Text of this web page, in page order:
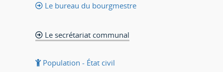
Le bureau du bourgmestre
Le secrétariat communal
Population - État civil